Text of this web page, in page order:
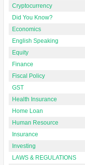
Cryptocurrency
Did You Know?
Economics
English Speaking
Equity
Finance
Fiscal Policy
GST
Health Insurance
Home Loan
Human Resource
Insurance
Investing
LAWS & REGULATIONS